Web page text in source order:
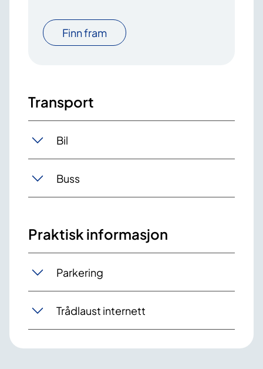
Finn fram
Transport
Bil
Buss
Praktisk informasjon
Parkering
Trådlaust internett